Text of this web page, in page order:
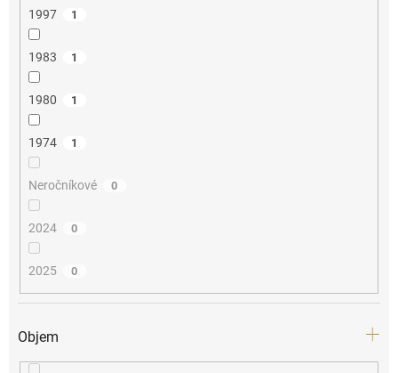
1997 1
1983 1
1980 1
1974 1
Neročníkové 0
2024 0
2025 0
Objem